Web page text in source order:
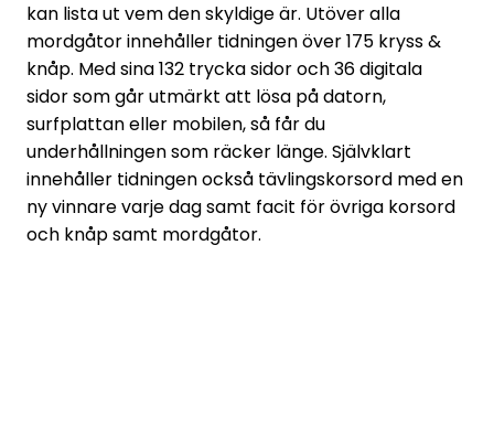
kan lista ut vem den skyldige är. Utöver alla
mordgåtor innehåller tidningen över 175 kryss &
knåp. Med sina 132 trycka sidor och 36 digitala
sidor som går utmärkt att lösa på datorn,
surfplattan eller mobilen, så får du
underhållningen som räcker länge. Självklart
innehåller tidningen också tävlingskorsord med en
ny vinnare varje dag samt facit för övriga korsord
och knåp samt mordgåtor.